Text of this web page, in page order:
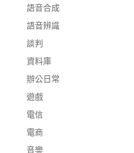
語音合成
語音辨識
談判
資料庫
辦公日常
遊戲
電信
電商
音樂